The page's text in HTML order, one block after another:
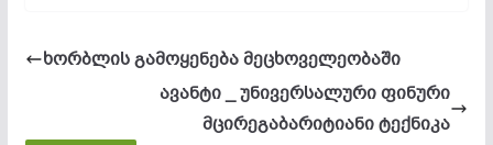
ხორბლის გამოყენება მეცხოველეობაში
ავანტი _ უნივერსალური ფინური
მცირეგაბარიტიანი ტექნიკა